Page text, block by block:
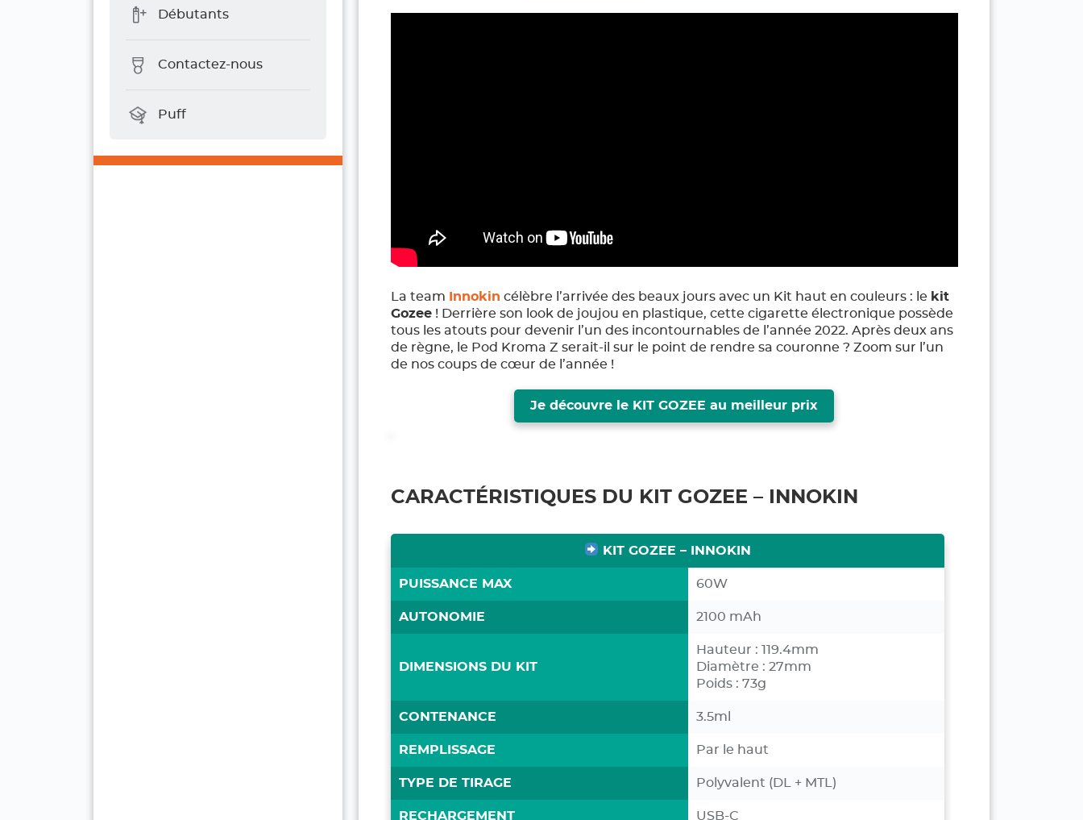
Débutants
Contactez-nous
Puff
La team Innokin célèbre l’arrivée des beaux jours avec un Kit haut en couleurs : le kit
Gozee! Derrière son look de joujou en plastique, cette cigarette électronique possède
tous les atouts pour devenir l’un des incontournables de l’année 2022. Après deux ans
de règne, le Pod Kroma Z serait-il sur le point de rendre sa couronne ? Zoom sur l’un
de nos coups de cœur de l’année !
Je découvre le KIT GOZEE au meilleur prix
CARACTÉRISTIQUES DU KIT GOZEE – INNOKIN
KIT GOZEE – INNOKIN
PUISSANCE MAX 60W
AUTONOMIE 2100 mAh
DIMENSIONS DU KIT
Hauteur : 119.4mm
Diamètre : 27mm
Poids : 73g
CONTENANCE 3.5ml
REMPLISSAGE Par le haut
TYPE DE TIRAGE Polyvalent (DL + MTL)
RECHARGEMENT USB-C